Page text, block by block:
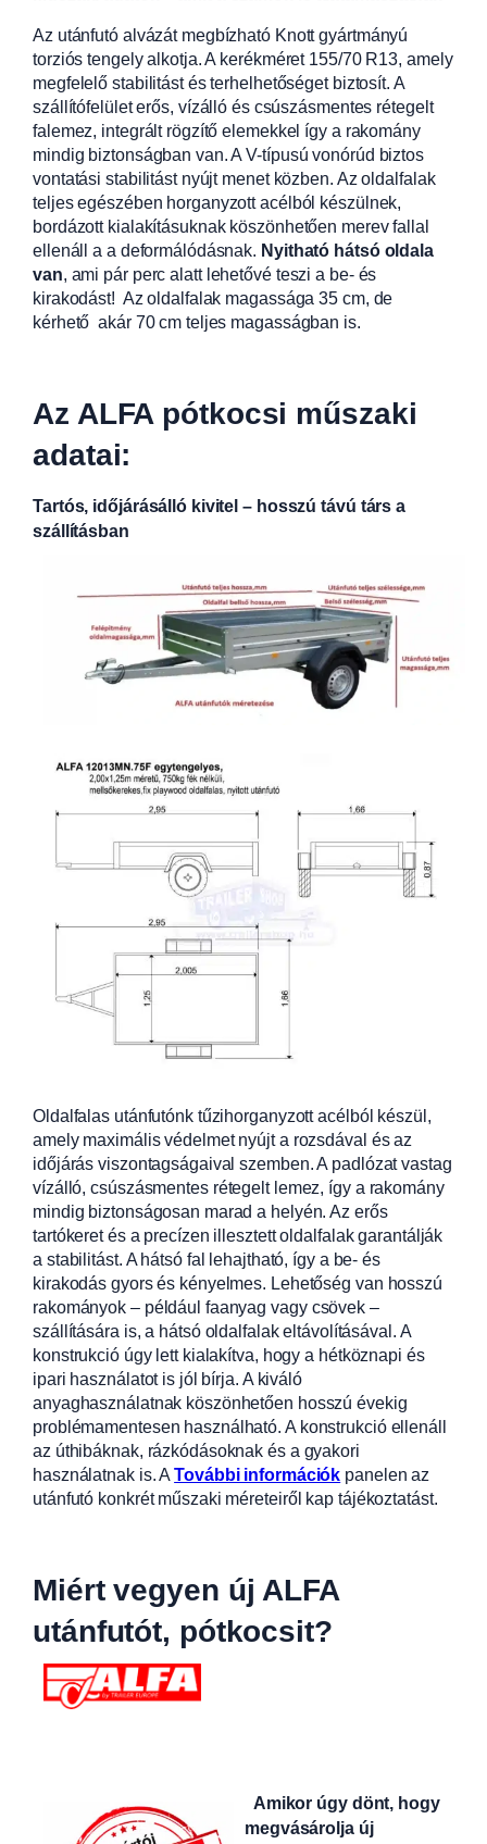
Az utánfutó alvázát megbízható Knott gyártmányú
torziós tengely alkotja. A kerékméret 155/70 R13, amely
megfelelő stabilitást és terhelhetőséget biztosít. A
szállítófelület erős, vízálló és csúszásmentes rétegelt
falemez, integrált rögzítő elemekkel így a rakomány
mindig biztonságban van. A V-típusú vonórúd biztos
vontatási stabilitást nyújt menet közben. Az oldalfalak
teljes egészében horganyzott acélból készülnek,
bordázott kialakításuknak köszönhetően merev fallal
ellenáll a a deformálódásnak. Nyitható hátsó oldala
van, ami pár perc alatt lehetővé teszi a be- és
kirakodást! Az oldalfalak magassága 35 cm, de
kérhető akár 70 cm teljes magasságban is.
Az ALFA pótkocsi műszaki
adatai:
Tartós, időjárásálló kivitel – hosszú távú társ a
szállításban
Oldalfalas utánfutónk tűzihorganyzott acélból készül,
amely maximális védelmet nyújt a rozsdával és az
időjárás viszontagságaival szemben. A padlózat vastag
vízálló, csúszásmentes rétegelt lemez, így a rakomány
mindig biztonságosan marad a helyén. Az erős
tartókeret és a precízen illesztett oldalfalak garantálják
a stabilitást. A hátsó fal lehajtható, így a be- és
kirakodás gyors és kényelmes. Lehetőség van hosszú
rakományok – például faanyag vagy csövek –
szállítására is, a hátsó oldalfalak eltávolításával. A
konstrukció úgy lett kialakítva, hogy a hétköznapi és
ipari használatot is jól bírja. A kiváló
anyaghasználatnak köszönhetően hosszú évekig
problémamentesen használható. A konstrukció ellenáll
az úthibáknak, rázkódásoknak és a gyakori
használatnak is. ATovábbi információk panelen az
utánfutó konkrét műszaki méreteiről kap tájékoztatást.
Miért vegyen új ALFA
utánfutót, pótkocsit?
Amikor úgy dönt, hogy
megvásárolja új